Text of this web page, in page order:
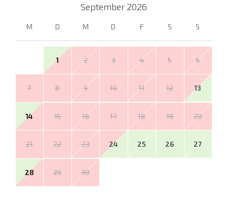
September 2026
M D M D F S S
1 2 3 4 5 6
7 8 9 10 11 12 13
14 15 16 17 18 19 20
21 22 23 24 25 26 27
28 29 30